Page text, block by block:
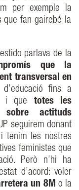
per exemple la
que fan gairebé la
parlava de la
que la
transversal en
fins a
i que totes les
sobre actituds
seguirem donant
tenim les nostres
feministes que
Però n’hi ha
d’acord: voler
un 8M o la